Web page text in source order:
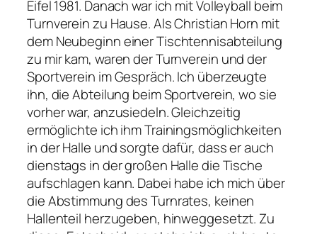
Eifel 1981. Danach war ich mit Volleyball beim
Turnverein zu Hause. Als Christian Horn mit
dem Neubeginn einer Tischtennisabteilung
zu mir kam, waren der Turnverein und der
Sportverein im Gespräch. Ich überzeugte
ihn, die Abteilung beim Sportverein, wo sie
vorher war, anzusiedeln. Gleichzeitig
ermöglichte ich ihm Trainingsmöglichkeiten
in der Halle und sorgte dafür, dass er auch
dienstags in der großen Halle die Tische
aufschlagen kann. Dabei habe ich mich über
die Abstimmung des Turnrates, keinen
Hallenteil herzugeben, hinweggesetzt. Zu